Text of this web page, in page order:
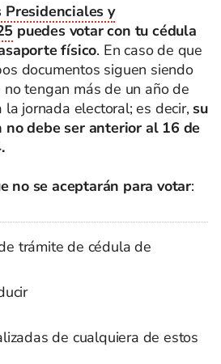
Presidenciales y
puedes votar con tu cédula
físico. En caso de que
documentos siguen siendo
tengan más de un año de
jornada electoral; es decir, su
no debe ser anterior al 16 de
no se aceptarán para votar:
trámite de cédula de
de cualquiera de estos